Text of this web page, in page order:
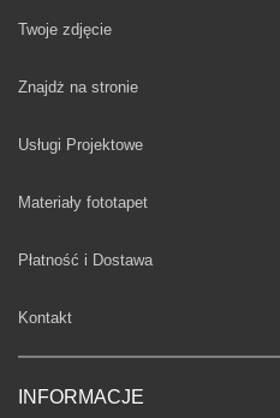
Twoje zdjęcie
Znajdż na stronie
Usługi Projektowe
Materiały fototapet
Płatność i Dostawa
Kontakt
INFORMACJE